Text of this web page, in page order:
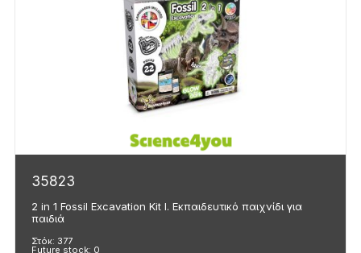
35823
2 in 1 Fossil Excavation Kit I. Εκπαιδευτικό παιχνίδι για
παιδιά
Στόκ: 377
Future stock: 0